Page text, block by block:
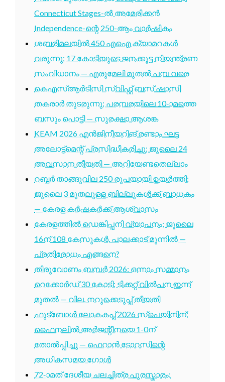
Connecticut Stages-ൽ അമേരിക്കൻ
Independence-ന്റെ 250-ആം വാർഷികം
ശബരിമലയിൽ 450 എഐ ക്യാമറകൾ
വരുന്നു; 17 കോടിയുടെ ജനക്കൂട്ട നിയന്ത്രണ
സംവിധാനം — എരുമേലി മുതൽ പമ്പ വരെ
കെഎസ്ആർടിസി സ്വിഫ്റ്റ് ബസ് ഷാസി
തകരാർ തുടരുന്നു; പരമ്പരയിലെ 10-ാമത്തെ
ബസും പൊട്ടി — സുരക്ഷാ ആശങ്ക
KEAM 2026 എൻജിനീയറിങ് രണ്ടാം ഘട്ട
അലോട്ട്മെന്റ് പ്രസിദ്ധീകരിച്ചു; ജൂലൈ 24
അവസാന തീയതി — അറിയേണ്ടതെല്ലാം
റബ്ബർ താങ്ങുവില 250 രൂപയായി ഉയർത്തി;
ജൂലൈ 3 മുതലുള്ള ബില്ലുകൾക്ക് ബാധകം
— കേരള കർഷകർക്ക് ആശ്വാസം
കേരളത്തിൽ ഡെങ്കിപ്പനി വ്യാപനം; ജൂലൈ
16ന് 108 കേസുകൾ, പാലക്കാട് മുന്നിൽ —
പ്രതിരോധം എങ്ങനെ?
തിരുവോണം ബമ്പർ 2026: ഒന്നാം സമ്മാനം
റെക്കോർഡ് 30 കോടി; ടിക്കറ്റ് വിൽപന ഇന്ന്
മുതൽ — വില, നറുക്കെടുപ്പ് തീയതി
ഫുട്ബോൾ ലോകകപ്പ് 2026 സ്പെയിനിന്;
ഫൈനലിൽ അർജന്റീനയെ 1-0ന്
തോൽപ്പിച്ചു — ഫെറാൻ ടോറസിന്റെ
അധികസമയ ഗോൾ
72-ാമത് ദേശീയ ചലച്ചിത്ര പുരസ്കാരം: